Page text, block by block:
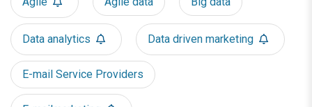
Data analytics Data driven marketing
E-mail Service Providers